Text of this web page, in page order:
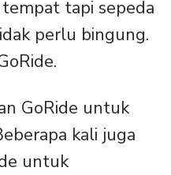
tapi sepeda
perlu bingung.
GoRide untuk
kali juga
untuk